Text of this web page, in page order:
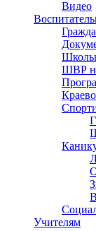
Видео
ШВР
Учителям